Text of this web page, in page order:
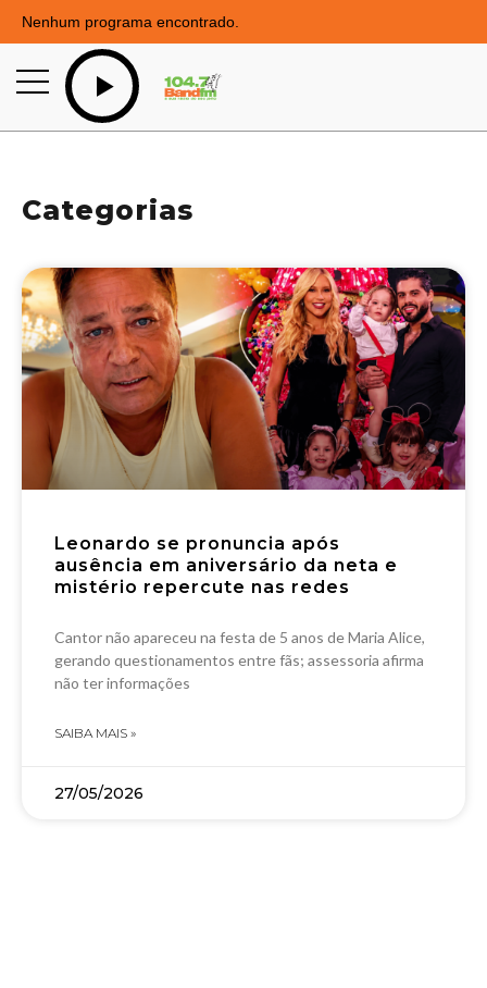
Nenhum programa encontrado.
Categorias
Leonardo se pronuncia após
ausência em aniversário da neta e
mistério repercute nas redes
Cantor não apareceu na festa de 5 anos de Maria Alice,
gerando questionamentos entre fãs; assessoria afirma
não ter informações
SAIBA MAIS »
27/05/2026